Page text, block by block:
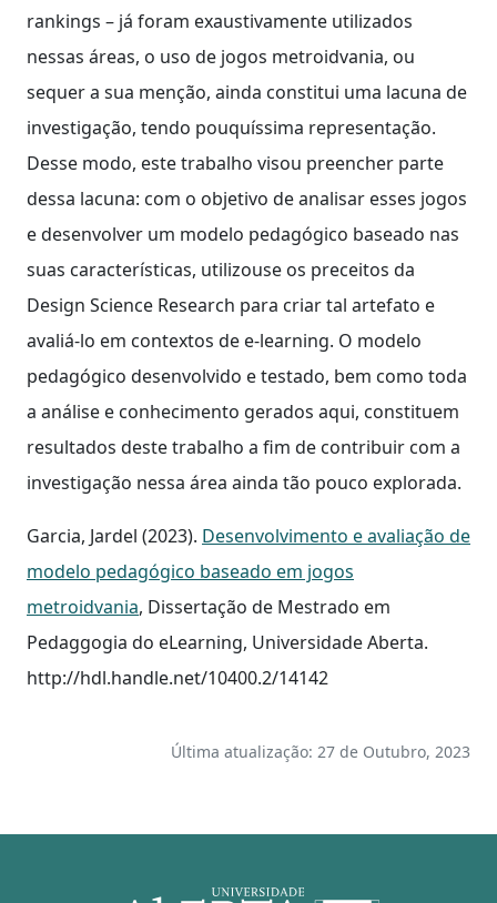
rankings – já foram exaustivamente utilizados
nessas áreas, o uso de jogos metroidvania, ou
sequer a sua menção, ainda constitui uma lacuna de
investigação, tendo pouquíssima representação.
Desse modo, este trabalho visou preencher parte
dessa lacuna: com o objetivo de analisar esses jogos
e desenvolver um modelo pedagógico baseado nas
suas características, utilizouse os preceitos da
Design Science Research para criar tal artefato e
avaliá-lo em contextos de e-learning. O modelo
pedagógico desenvolvido e testado, bem como toda
a análise e conhecimento gerados aqui, constituem
resultados deste trabalho a fim de contribuir com a
investigação nessa área ainda tão pouco explorada.
Garcia, Jardel (2023). Desenvolvimento e avaliação de
modelo pedagógico baseado em jogos
metroidvania, Dissertação de Mestrado em
Pedaggogia do eLearning, Universidade Aberta.
http://hdl.handle.net/10400.2/14142
Última atualização: 27 de Outubro, 2023